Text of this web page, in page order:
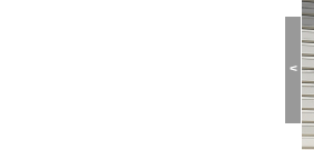
<